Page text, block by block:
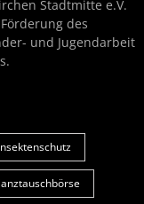
Stadtmitte e.V.
des
und Jugendarbeit